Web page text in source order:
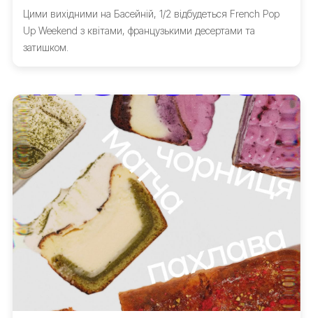
Цими вихідними на Басейній, 1/2 відбудеться French Pop
Up Weekend з квітами, французькими десертами та
затишком.